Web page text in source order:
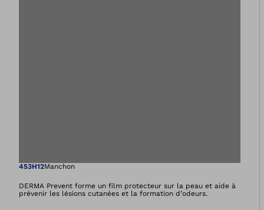
Ouvre l’image
453H12Manchon
DERMA Prevent forme un film protecteur sur la peau et aide à
prévenir les lésions cutanées et la formation d’odeurs.